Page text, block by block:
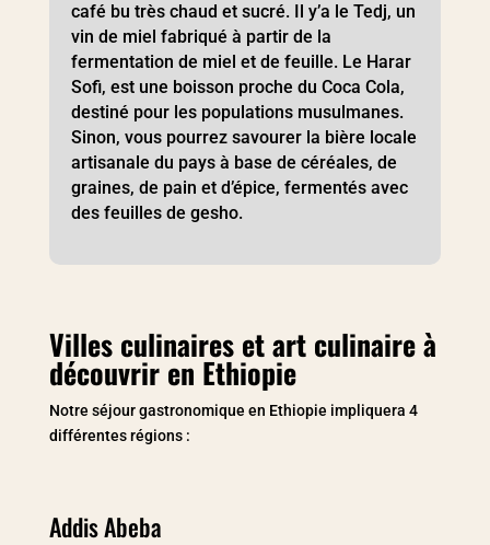
café bu très chaud et sucré. Il y’a le Tedj, un
vin de miel fabriqué à partir de la
fermentation de miel et de feuille. Le Harar
Sofi, est une boisson proche du Coca Cola,
destiné pour les populations musulmanes.
Sinon, vous pourrez savourer la bière locale
artisanale du pays à base de céréales, de
graines, de pain et d’épice, fermentés avec
des feuilles de gesho.
Villes culinaires et art culinaire à
découvrir en Ethiopie
Notre séjour gastronomique en Ethiopie impliquera 4
différentes régions :
Addis Abeba